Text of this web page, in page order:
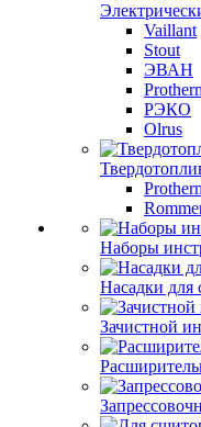
Vaillant
Stout
ЭВАН
РЭКО
Olrus
Наборы
Насадки для
Зачистной